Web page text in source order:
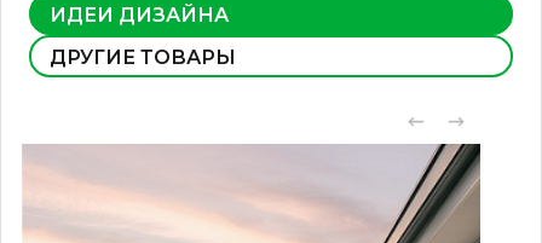
ИДЕИ ДИЗАЙНА
ДРУГИЕ ТОВАРЫ